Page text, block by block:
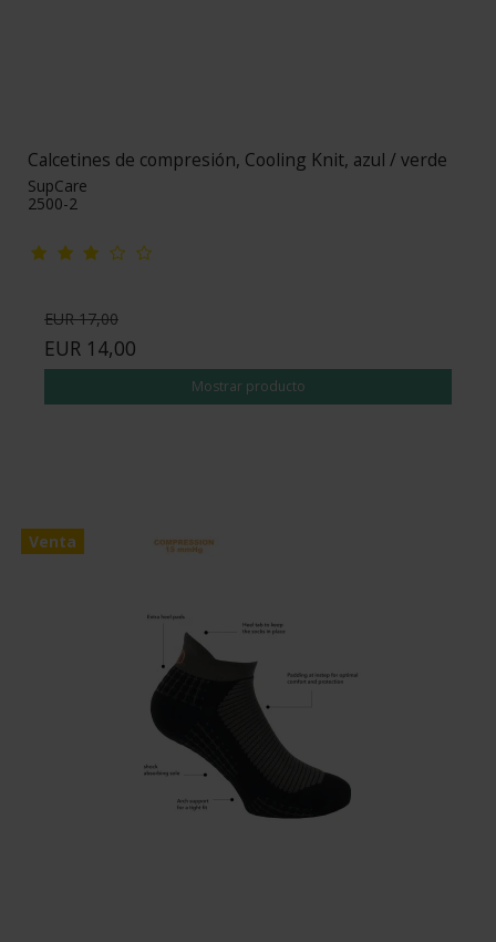
Calcetines de compresión, Cooling Knit, azul / verde
SupCare
2500-2
EUR 17,00
EUR 14,00
Mostrar producto
Venta